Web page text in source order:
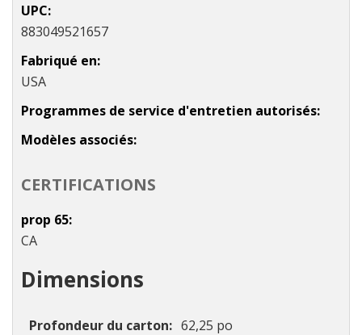
UPC
883049521657
Fabriqué en
USA
Programmes de service d'entretien autorisés
Modèles associés
CERTIFICATIONS
prop 65
CA
Dimensions
Profondeur du carton 62,25 po